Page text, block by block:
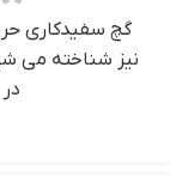
گچ سفیدکاری
نيز شناخته مي